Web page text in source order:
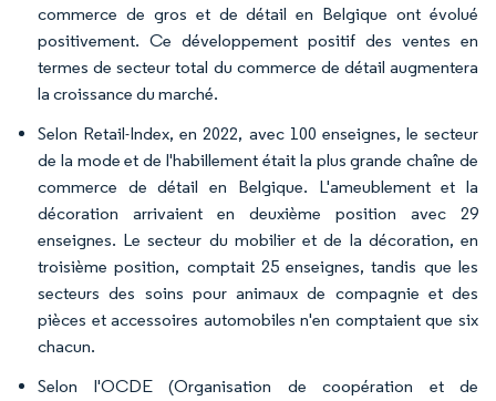
commerce de gros et de détail en Belgique ont évolué
positivement. Ce développement positif des ventes en
termes de secteur total du commerce de détail augmentera
la croissance du marché.
Selon Retail-Index, en 2022, avec 100 enseignes, le secteur
de la mode et de l'habillement était la plus grande chaîne de
commerce de détail en Belgique. L'ameublement et la
décoration arrivaient en deuxième position avec 29
enseignes. Le secteur du mobilier et de la décoration, en
troisième position, comptait 25 enseignes, tandis que les
secteurs des soins pour animaux de compagnie et des
pièces et accessoires automobiles n'en comptaient que six
chacun.
Selon l'OCDE (Organisation de coopération et de